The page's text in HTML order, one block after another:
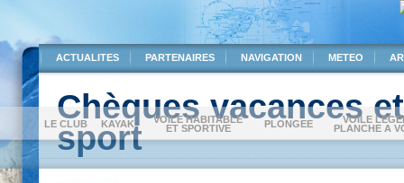
LE CLUB KAYAK
VOILE HABITABLE
ET SPORTIVE
PLONGEE
VOILE
PLANCHE A
ACTUALITES PARTENAIRES NAVIGATION METEO
Chèques vacances
sport